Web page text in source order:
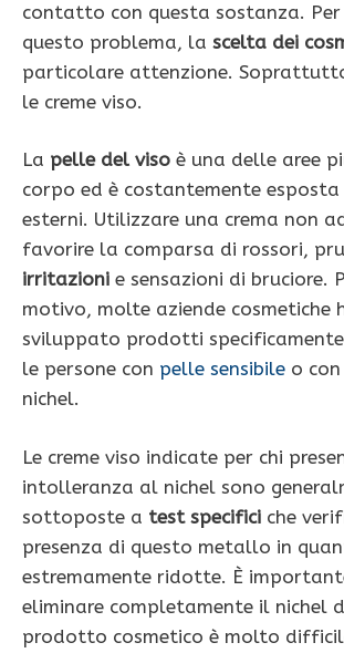
contatto con questa sostanza.
questo problema, la scelta dei
particolare attenzione.
le creme viso.
La pelle del viso è una delle aree
corpo ed è costantemente
esterni. Utilizzare una crema non
favorire la comparsa di rossori,
irritazioni e sensazioni di bruciore.
motivo, molte aziende cosmetiche
sviluppato prodotti
le persone con pelle sensibile o
nichel.
Le creme viso indicate per chi
intolleranza al nichel sono
sottoposte a test specifici che
presenza di questo metallo in
estremamente ridotte. È
eliminare completamente il nichel
prodotto cosmetico è molto